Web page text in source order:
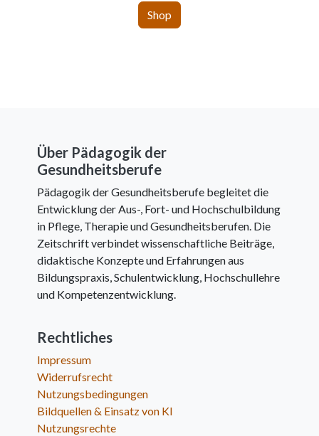
Shop
Über Pädagogik der
Gesundheitsberufe
Pädagogik der Gesundheitsberufe begleitet die
Entwicklung der Aus-, Fort- und Hochschulbildung
in Pflege, Therapie und Gesundheitsberufen. Die
Zeitschrift verbindet wissenschaftliche Beiträge,
didaktische Konzepte und Erfahrungen aus
Bildungspraxis, Schulentwicklung, Hochschullehre
und Kompetenzentwicklung.
Rechtliches
Impressum
Widerrufsrecht
Nutzungsbedingungen
Bildquellen & Einsatz von KI
Nutzungsrechte